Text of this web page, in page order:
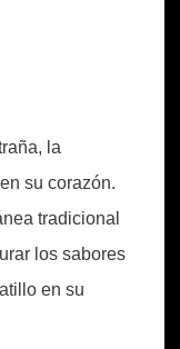
la
su corazón.
tradicional
los sabores
en su